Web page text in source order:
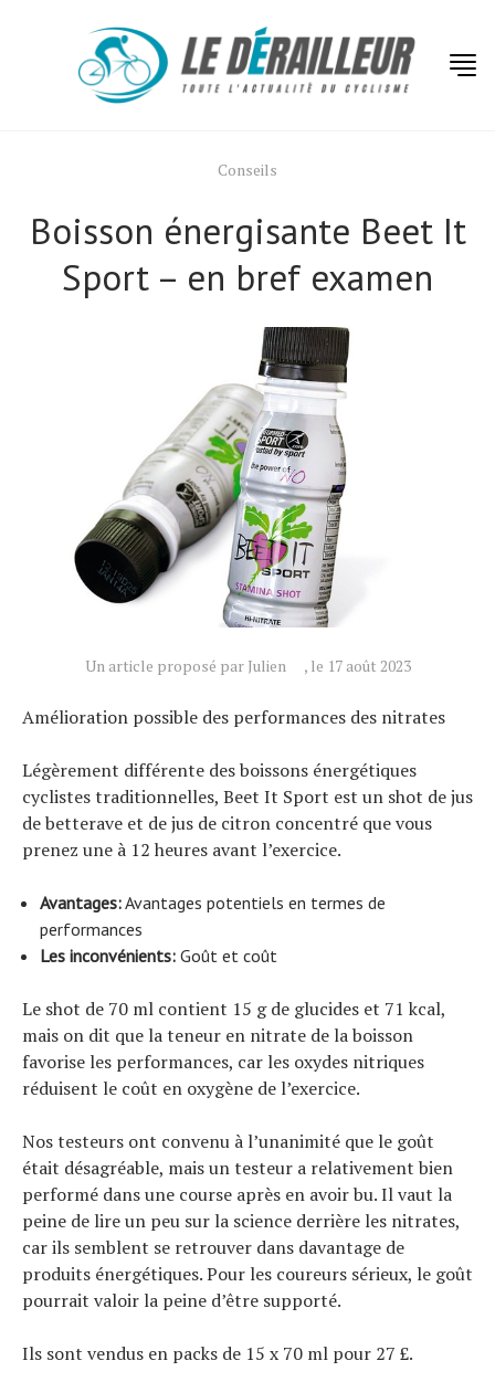
Conseils
Boisson énergisante Beet It
Sport – en bref examen
Un article proposé par Julien , le 17 août 2023
Amélioration possible des performances des nitrates
Légèrement différente des boissons énergétiques
cyclistes traditionnelles, Beet It Sport est un shot de jus
de betterave et de jus de citron concentré que vous
prenez une à 12 heures avant l’exercice.
Avantages:Avantages potentiels en termes de
performances
Les inconvénients: Goût et coût
Le shot de 70 ml contient 15 g de glucides et 71 kcal,
mais on dit que la teneur en nitrate de la boisson
favorise les performances, car les oxydes nitriques
réduisent le coût en oxygène de l’exercice.
Nos testeurs ont convenu à l’unanimité que le goût
était désagréable, mais un testeur a relativement bien
performé dans une course après en avoir bu. Il vaut la
peine de lire un peu sur la science derrière les nitrates,
car ils semblent se retrouver dans davantage de
produits énergétiques. Pour les coureurs sérieux, le goût
pourrait valoir la peine d’être supporté.
Ils sont vendus en packs de 15 x 70 ml pour 27 £.
Tendances
Tous nos articles